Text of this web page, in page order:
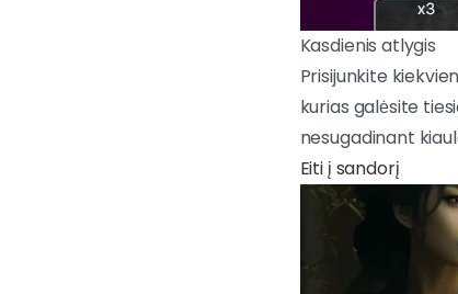
Kasdienis atlygis
Prisijunkite
kurias galėsite
nesugadinant
Eiti į sandorį